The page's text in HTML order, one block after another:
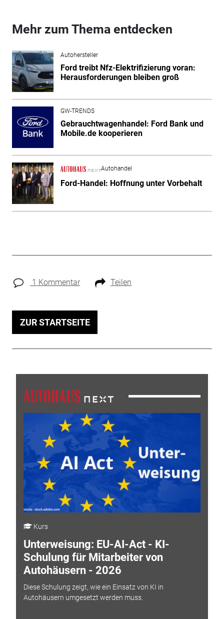
Mehr zum Thema entdecken
Autohersteller
Ford treibt Nfz-Elektrifizierung voran:
Herausforderungen bleiben groß
GW-TRENDS
Gebrauchtwagenhandel: Ford Bank und
Mobile.de kooperieren
Autohandel
Ford-Handel: Hoffnung unter Vorbehalt
1 Kommentar Teilen
ZUR STARTSEITE
Kurs
Unterweisung: EU-AI-Act - KI-
Schulung für Mitarbeiter von
Autohäusern - 2026
Diese Schulung zeigt, wie ein Einsatz von KI in
Autohäusern umgesetzt werden muss.